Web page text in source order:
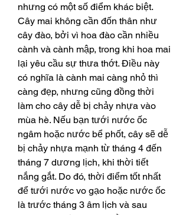
nhưng có một số điểm khác biệt.
Cây mai không cần đốn thân như
cây đào, bởi vì hoa đào cần nhiều
cành và cành mập, trong khi hoa mai
lại yêu cầu sự thưa thớt. Điều này
có nghĩa là cành mai càng nhỏ thì
càng đẹp, nhưng cũng đồng thời
làm cho cây dễ bị chảy nhựa vào
mùa hè. Nếu bạn tưới nước ốc
ngâm hoặc nước bể phốt, cây sẽ dễ
bị chảy nhựa mạnh từ tháng 4 đến
tháng 7 dương lịch, khi thời tiết
nắng gắt. Do đó, thời điểm tốt nhất
để tưới nước vo gạo hoặc nước ốc
là trước tháng 3 âm lịch và sau